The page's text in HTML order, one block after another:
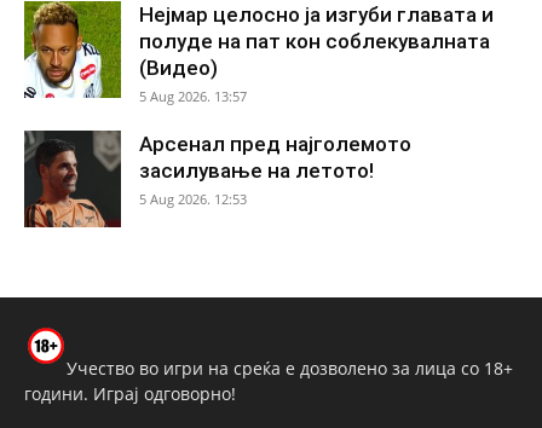
Нејмар целосно ја изгуби главата и
полуде на пат кон соблекувалната
(Видео)
5 Aug 2026. 13:57
Арсенал пред најголемото
засилување на летото!
5 Aug 2026. 12:53
Учество во игри на среќа е дозволено за лица со 18+
години. Играј одговорно!